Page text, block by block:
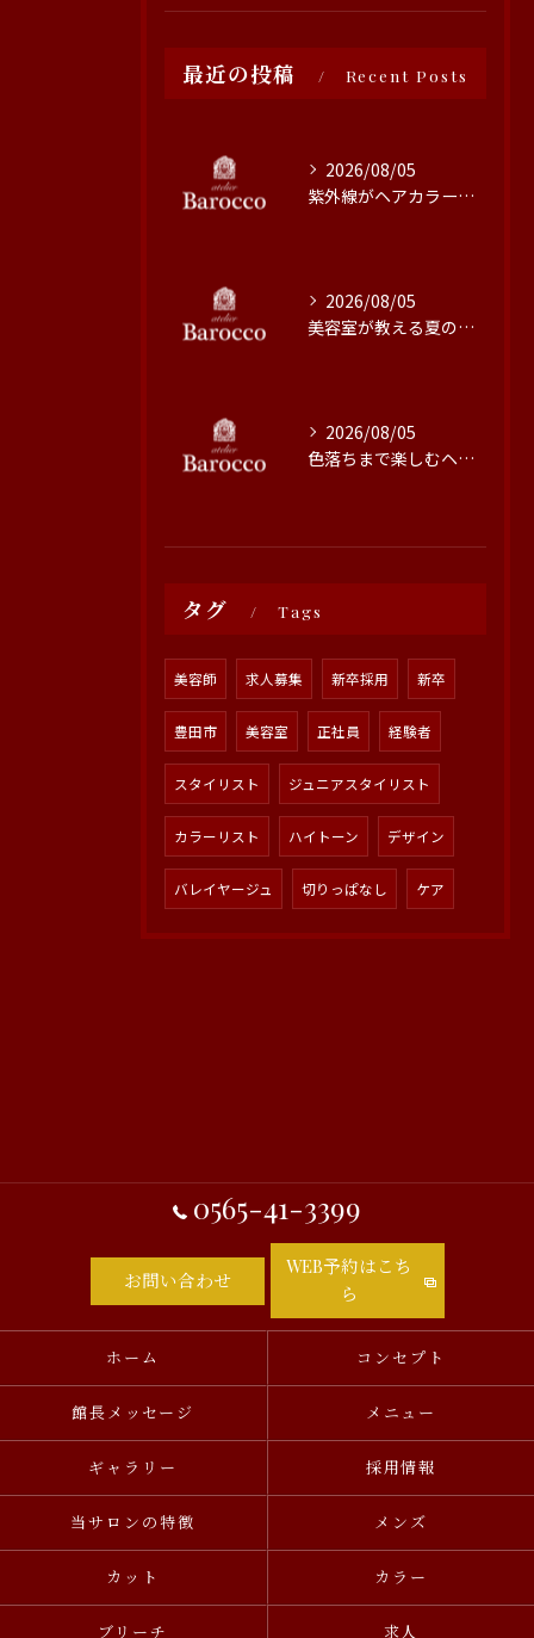
最近の投稿 Recent Posts
2026/08/05
紫外線がヘアカラーに与える影響と対策
2026/08/05
美容室が教える夏の最旬ヘアカラー技術
2026/08/05
色落ちまで楽しむヘアカラーの秘訣
タグ Tags
美容師 求人募集 新卒採用 新卒
豊田市 美容室 正社員 経験者
スタイリスト ジュニアスタイリスト
カラーリスト ハイトーン デザイン
バレイヤージュ 切りっぱなし ケア
0565-41-3399
お問い合わせ
WEB予約はこち
ら
ホーム コンセプト
館長メッセージ メニュー
ギャラリー 採用情報
当サロンの特徴 メンズ
カット カラー
ブリーチ 求人